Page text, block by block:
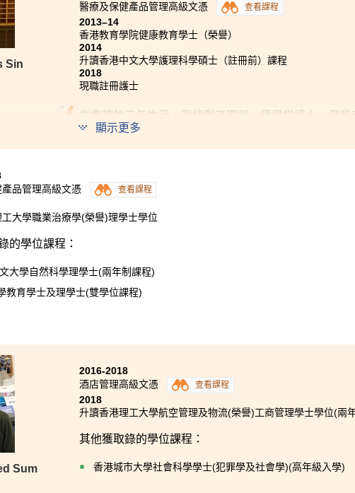
Sin
醫療及保健產品管理高級文憑
查看課程
2013–14
香港教育學院健康教育學士（榮譽）
2014
升讀香港中文大學護理科學碩士（註冊前）課程
2018
現職註冊護士
在書院的三年生活，我找到了理想，便是當護士。但
其他人多，但經一年制的銜接學士學位課程，成功入讀
敗，使我更珍惜讀書的機會，我認識到自己仍有很多
這三年是我的人生轉折點，我學懂了
健產品管理高級文憑課程中學到的解剖生理學、微生
極有幫助。
顯示更多
品管理高級文憑
查看課程
大學職業治療學(榮譽)理學士學位
的學位課程：
大學自然科學理學士(兩年制課程)
教育學士及理學士(雙學位課程)
Sum
2016-2018
酒店管理高級文憑
查看課程
2018
升讀香港理工大學航空管理及物流(榮譽)工商管理學士學位(兩
其他獲取錄的學位課程：
香港城市大學社會科學學士(犯罪學及社會學)(高年級入學)